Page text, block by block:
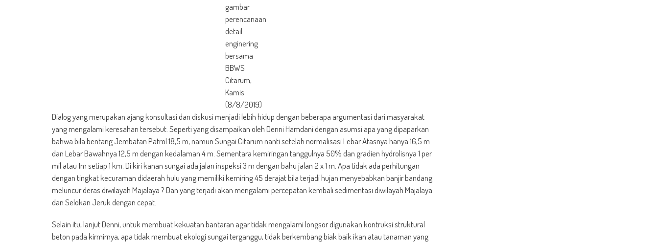
gambar
perencanaan
detail
enginering
bersama
BBWS
Citarum,
Kamis
(8/8/2019)
Dialog yang merupakan ajang konsultasi dan diskusi menjadi lebih hidup dengan beberapa argumentasi dari masyarakat
yang mengalami keresahan tersebut. Seperti yang disampaikan oleh Denni Hamdani dengan asumsi apa yang dipaparkan
bahwa bila bentang Jembatan Patrol 18,5 m, namun Sungai Citarum nanti setelah normalisasi Lebar Atasnya hanya 16,5 m
dan Lebar Bawahnya 12,5 m dengan kedalaman 4 m. Sementara kemiringan tanggulnya 50% dan gradien hydrolisnya 1 per
mil atau 1m setiap 1 km. Di kiri kanan sungai ada jalan inspeksi 3 m dengan bahu jalan 2 x 1 m. Apa tidak ada perhitungan
dengan tingkat kecuraman didaerah hulu yang memiliki kemiring 45 derajat bila terjadi hujan menyebabkan banjir bandang
meluncur deras diwilayah Majalaya ? Dan yang terjadi akan mengalami percepatan kembali sedimentasi diwilayah Majalaya
dan Selokan Jeruk dengan cepat.
Selain itu, lanjut Denni, untuk membuat kekuatan bantaran agar tidak mengalami longsor digunakan kontruksi struktural
beton pada kirmirnya, apa tidak membuat ekologi sungai terganggu, tidak berkembang biak baik ikan atau tanaman yang